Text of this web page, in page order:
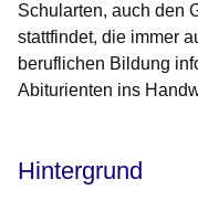
Schularten, auch den
stattfindet, die immer
beruflichen Bildung
Abiturienten ins
Hintergrund